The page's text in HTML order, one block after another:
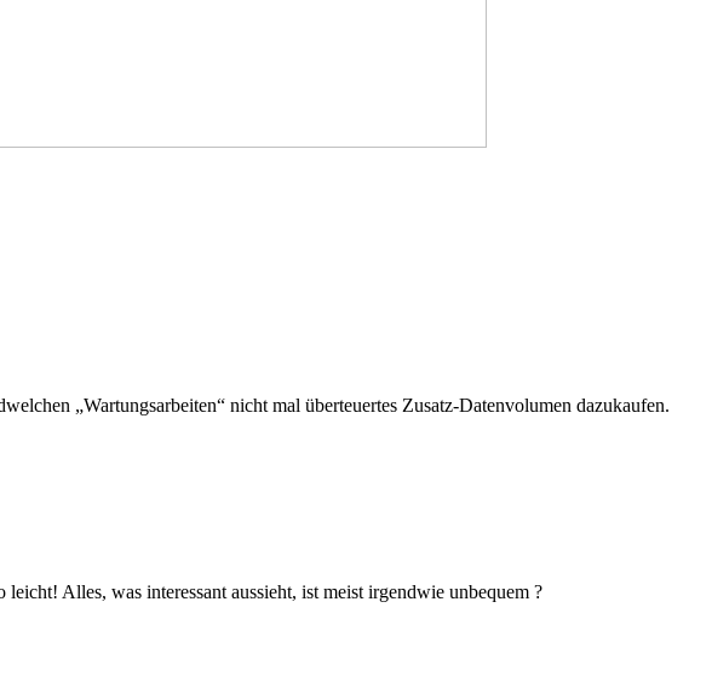
„Wartungsarbeiten“ nicht mal überteuertes Zusatz-Datenvolumen dazukaufen.
Alles, was interessant aussieht, ist meist irgendwie unbequem ?